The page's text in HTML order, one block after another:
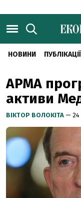
НОВИНИ ПУБЛІКАЦІЇ
АРМА
активи
ВІКТОР ВОЛОКІТА — 24